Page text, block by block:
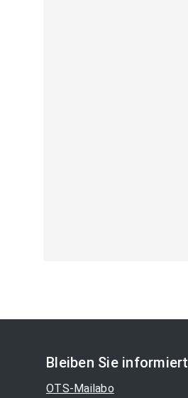
Bleiben Sie informiert
OTS-Mailabo